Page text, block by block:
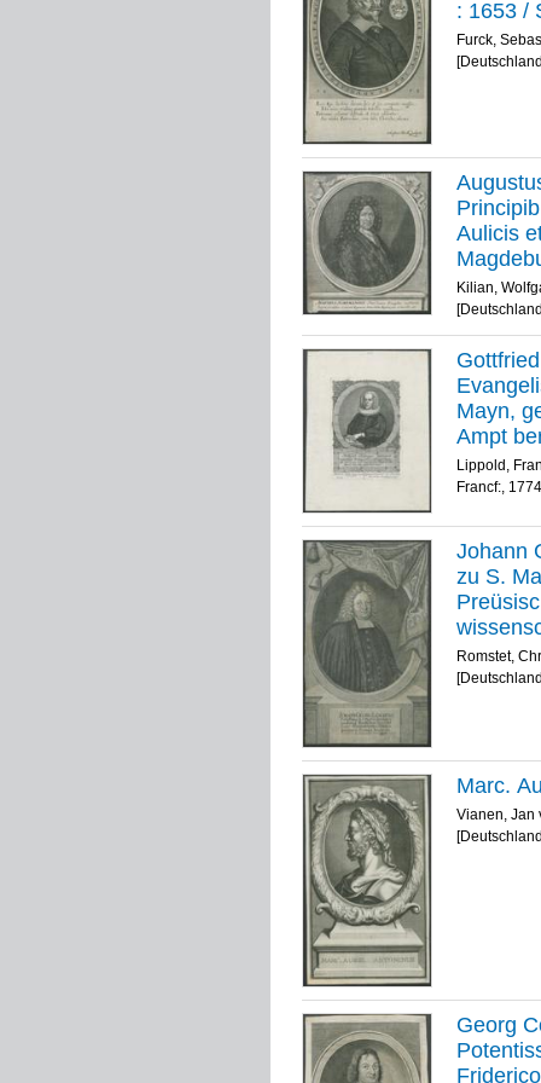
: 1653 /
Furck,
Aulicis
W.P.
Kilian,
Mayn,
Ampt
I.F. Berr
Lippold,
Francf:, 1774
Johann
zu S.
Romstet,
Marc.
Vianen, Jan
Georg